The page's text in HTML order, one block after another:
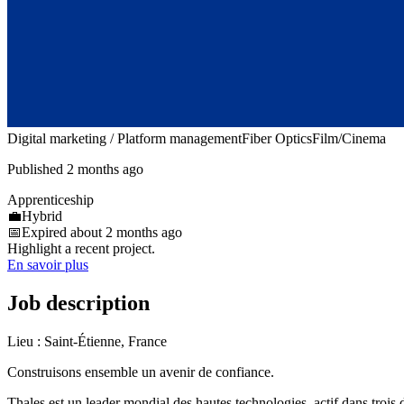
Digital marketing / Platform managementFiber OpticsFilm/Cinema
Published 2 months ago
Apprenticeship
💼Hybrid
📅Expired about 2 months ago
Highlight a recent project.
En savoir plus
Job description
Lieu : Saint-Étienne, France
Construisons ensemble un avenir de confiance.